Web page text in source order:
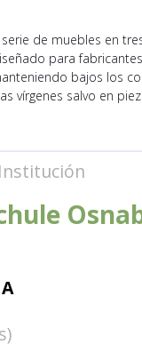
serie de muebles en
para
bajos los
vírgenes salvo en